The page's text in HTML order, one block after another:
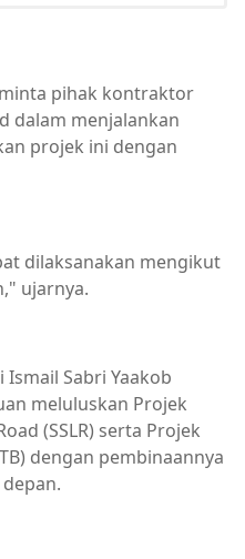
pihak kontraktor
dalam menjalankan
projek ini dengan
dilaksanakan mengikut
ujarnya.
Sabri Yaakob
meluluskan Projek
(SSLR) serta Projek
dengan pembinaannya